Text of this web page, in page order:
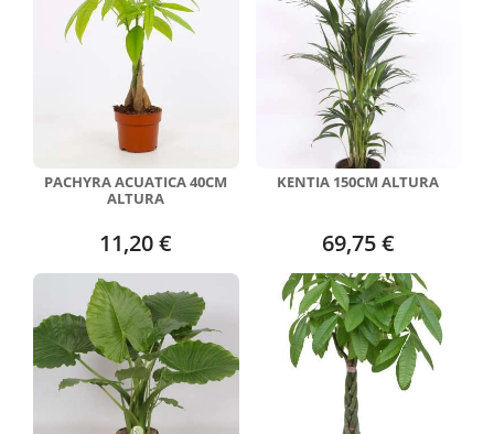
PACHYRA ACUATICA 40CM
ALTURA
11,20 €
KENTIA 150CM ALTURA
69,75 €